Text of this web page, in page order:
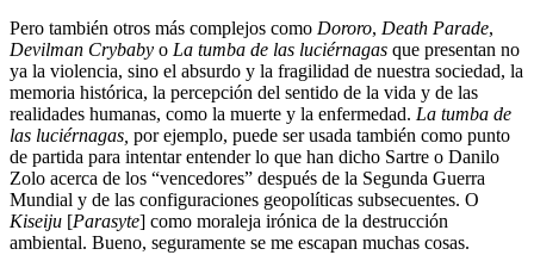
Pero también otros más complejos como Dororo, Death Parade,
Devilman Crybaby o La tumba de las luciérnagas que presentan no
ya la violencia, sino el absurdo y la fragilidad de nuestra sociedad, la
memoria histórica, la percepción del sentido de la vida y de las
realidades humanas, como la muerte y la enfermedad. La tumba de
las luciérnagas, por ejemplo, puede ser usada también como punto
de partida para intentar entender lo que han dicho Sartre o Danilo
Zolo acerca de los “vencedores” después de la Segunda Guerra
Mundial y de las configuraciones geopolíticas subsecuentes. O
Kiseiju [Parasyte] como moraleja irónica de la destrucción
ambiental. Bueno, seguramente se me escapan muchas cosas.